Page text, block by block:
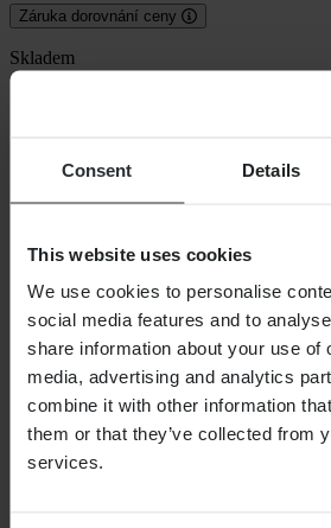
Consent Details
This website uses cookies
We use cookies to personalise
social media features and to
share information about your use of
media, advertising and analytics
combine it with other information
them or that they’ve collected from
services.
Záruka dorovnání ceny
Skladem